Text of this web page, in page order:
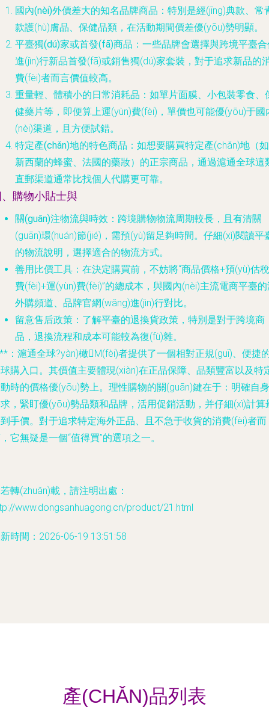
國內(nèi)外價差大的知名品牌商品 ：特別是經(jīng)典款、常
款護(hù)膚品、保健品類，在活動期間價差優(yōu)勢明顯。
平臺獨(dú)家或首發(fā)商品 ：一些品牌會選擇與跨境平臺
進(jìn)行新品首發(fā)或銷售獨(dú)家套裝，對于追求新品的
費(fèi)者而言價值較高。
重量輕、體積小的日常消耗品 ：如單片面膜、小包裝零食、
健藥片等，即便算上運(yùn)費(fèi)，單價也可能優(yōu)于國
(nèi)渠道，且方便試錯。
特定產(chǎn)地的特色商品 ：如想要購買特定產(chǎn)地（如
新西蘭的蜂蜜、法國的藥妝）的正宗商品，通過滬通全球這
直郵渠道通常比找個人代購更可靠。
購物小貼士與
關(guān)注物流與時效 ：跨境購物物流周期較長，且有清關
(guān)環(huán)節(jié)，需預(yù)留足夠時間。仔細(xì)閱讀平
的物流說明，選擇適合的物流方式。
善用比價工具 ：在決定購買前，不妨將“商品價格+預(yù)估稅
費(fèi)+運(yùn)費(fèi)”的總成本，與國內(nèi)主流電商平臺
外購頻道、品牌官網(wǎng)進(jìn)行對比。
留意售后政策 ：了解平臺的退換貨政策，特別是對于跨境商
品，退換流程和成本可能較為復(fù)雜。
：滬通全球?yàn)橄M(fèi)者提供了一個相對正規(guī)、便捷
購入口。其價值主要體現(xiàn)在正品保障、品類豐富以及特
時的價格優(yōu)勢上。理性購物的關(guān)鍵在于：明確自身
，緊盯優(yōu)勢品類和品牌，活用促銷活動，并仔細(xì)計算
手價。對于追求特定海外正品、且不急于收貨的消費(fèi)者而
它無疑是一個“值得買”的選項之一。
轉(zhuǎn)載，請注明出處：
www.dongsanhuagong.cn/product/21.html
時間：2026-06-19 13:51:58
產(CHǍN)品列表